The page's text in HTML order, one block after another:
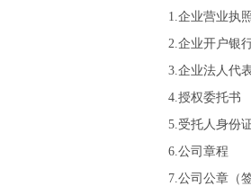
1.企业营业执
2.企业开户银
3.企业法人代
4.授权委托书
5.受托人身份
6.公司章程
7.公司公章（